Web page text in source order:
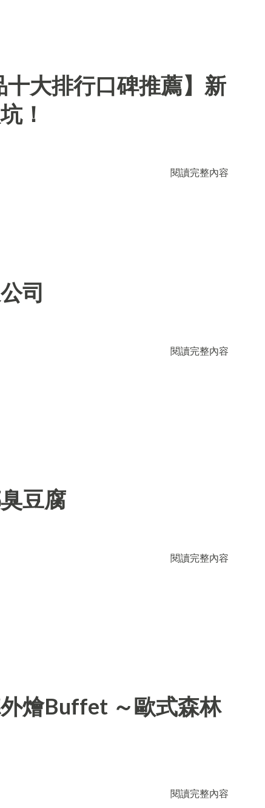
十大排行口碑推薦】新
！
閱讀完整內容
司
閱讀完整內容
豆腐
閱讀完整內容
外燴Buffet ～歐式森林
閱讀完整內容